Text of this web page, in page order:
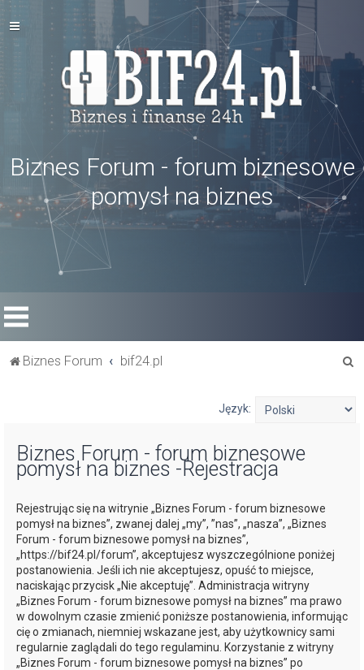
Biznes Forum - forum biznesowe
pomysł na biznes
Biznes Forum bif24.pl
Język:
Biznes Forum - forum biznesowe
pomysł na biznes -Rejestracja
Rejestrując się na witrynie „Biznes Forum - forum biznesowe
pomysł na biznes”, zwanej dalej „my”, ”nas”, „nasza”, „Biznes
Forum - forum biznesowe pomysł na biznes”,
„https://bif24.pl/forum”, akceptujesz wyszczególnione poniżej
postanowienia. Jeśli ich nie akceptujesz, opuść to miejsce,
naciskając przycisk „Nie akceptuję”. Administracja witryny
„Biznes Forum - forum biznesowe pomysł na biznes” ma prawo
w dowolnym czasie zmienić poniższe postanowienia, informując
cię o zmianach, niemniej wskazane jest, aby użytkownicy sami
regularnie zaglądali do tego regulaminu. Korzystanie z witryny
„Biznes Forum - forum biznesowe pomysł na biznes” po